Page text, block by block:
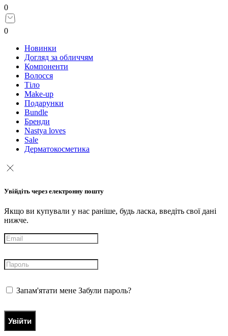
0
0
Новинки
Догляд за обличчям
Компоненти
Волосся
Тіло
Make-up
Подарунки
Bundle
Бренди
Nastya loves
Sale
Дерматокосметика
Увійдіть через електронну пошту
Якщо ви купували у нас раніше, будь ласка, введіть свої дані
нижче.
Запам'ятати мене Забули пароль?
Увійти